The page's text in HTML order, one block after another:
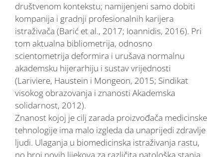
društvenom kontekstu; namijenjeni samo dobiti
kompanija i gradnji profesionalnih karijera
istraživača (Barić et al., 2017; Ioannidis, 2016). Pri
tom aktualna bibliometrija, odnosno
scientometrija deformira i urušava normalnu
akademsku hijerarhiju i sustav vrijednosti
(Lariviere, Haustein i Mongeon, 2015; Sindikat
visokog obrazovanja i znanosti Akademska
solidarnost, 2012).
Znanost kojoj je cilj zarada proizvođača medicinske
tehnologije ima malo izgleda da unaprijedi zdravlje
ljudi. Ulaganja u biomedicinska istraživanja rastu,